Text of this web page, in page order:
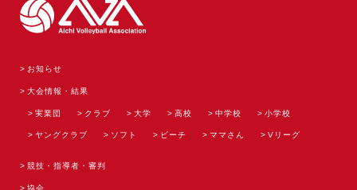
お知らせ
大会情報・結果
実業団 クラブ 大学 高校 中学校 小学校
ヤングクラブ ソフト ビーチ ママさん Vリーグ
競技・指導者・審判
協会